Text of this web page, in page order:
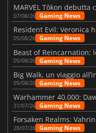
07/08/26 Gaming News
05/08/26 Gaming News
05/08/26 Gaming News
Big Walk, un viaggio
05/08/26 Gaming News
31/07/26 Gaming News
28/07/26 Gaming News